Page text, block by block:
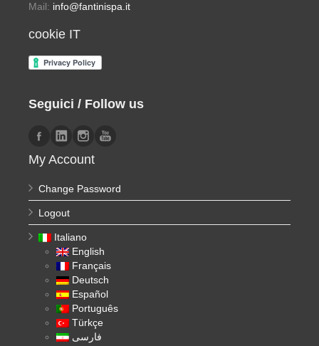
Mail: info@fantinispa.it
cookie IT
Seguici / Follow us
My Account
Change Password
Logout
Italiano
English
Français
Deutsch
Español
Português
Türkçe
فارسی